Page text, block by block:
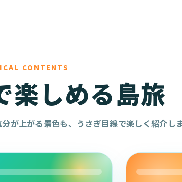
CONTENTS
楽しめる島旅
が上がる景色も、うさぎ目線で楽しく紹介しま